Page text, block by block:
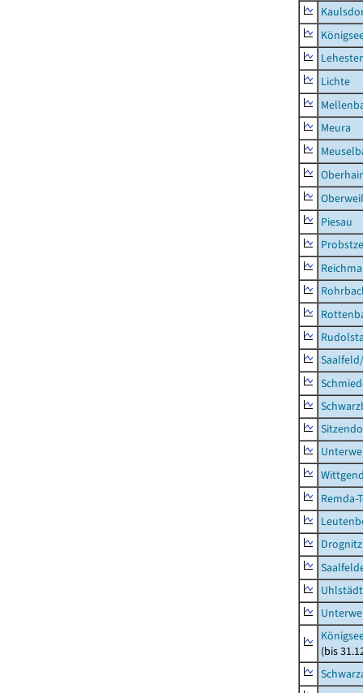
Lichte
Meura
Piesau
Remda-
Drognitz
(bis